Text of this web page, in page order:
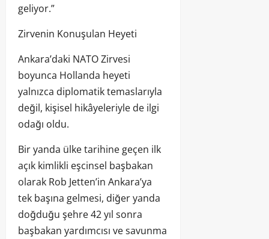
geliyor.”
Zirvenin Konuşulan Heyeti
Ankara’daki NATO Zirvesi
boyunca Hollanda heyeti
yalnızca diplomatik temaslarıyla
değil, kişisel hikâyeleriyle de ilgi
odağı oldu.
Bir yanda ülke tarihine geçen ilk
açık kimlikli eşcinsel başbakan
olarak Rob Jetten’in Ankara’ya
tek başına gelmesi, diğer yanda
doğduğu şehre 42 yıl sonra
başbakan yardımcısı ve savunma